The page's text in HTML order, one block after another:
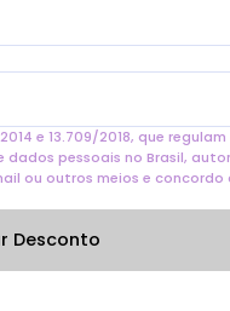
Como cada tela
jeito de mostrar cores, então a
e 13.709/2018, que regulam
pessoais no Brasil,
ou outros meios e concordo
Desconto